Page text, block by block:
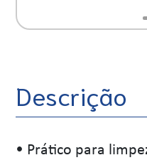
Descrição
• Prático para